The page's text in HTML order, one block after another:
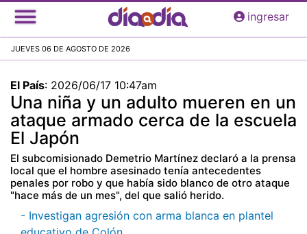
Pasar
al
principal
ingresar
JUEVES 06 DE AGOSTO DE 2026
El País: 2026/06/17 10:47am
Una niña y un adulto mueren en un
ataque armado cerca de la escuela
El Japón
El subcomisionado Demetrio Martínez declaró a la prensa
local que el hombre asesinado tenía antecedentes
penales por robo y que había sido blanco de otro ataque
"hace más de un mes", del que salió herido.
- Investigan agresión con arma blanca en plantel